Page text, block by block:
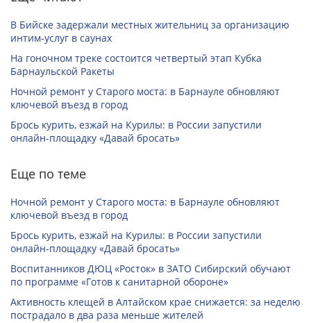
В Бийске задержали местных жительниц за организацию
интим-услуг в саунах
На гоночном треке состоится четвертый этап Кубка
Барнаульской Ракеты
Ночной ремонт у Старого моста: в Барнауле обновляют
ключевой въезд в город
Брось курить, езжай на Курилы: в России запустили
онлайн-­площадку «Давай бросать»
Еще по теме
Ночной ремонт у Старого моста: в Барнауле обновляют
ключевой въезд в город
Брось курить, езжай на Курилы: в России запустили
онлайн-­площадку «Давай бросать»
Воспитанников ДЮЦ «Росток» в ЗАТО Сибирский обучают
по программе «Готов к санитарной обороне»
Активность клещей в Алтайском крае снижается: за неделю
пострадало в два раза меньше жителей